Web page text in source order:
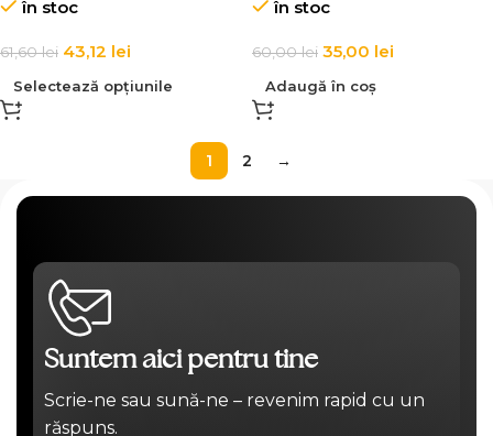
în stoc
61,60lei 43,12 lei
Selectează opțiunile
în stoc
60,00lei 35,00 lei
Adaugă în coș
1 2 →
Suntem aici pentru tine
Scrie-ne sau sună-ne – revenim rapid cu un
răspuns.